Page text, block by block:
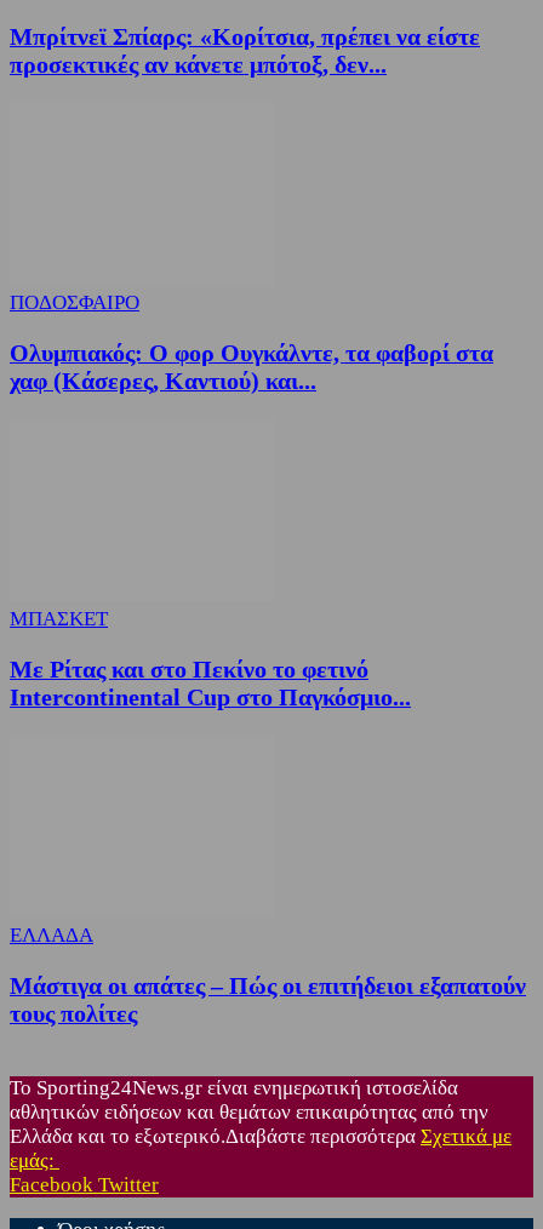
Μπρίτνεϊ Σπίαρς: «Κορίτσια, πρέπει να είστε
προσεκτικές αν κάνετε μπότοξ, δεν...
ΠΟΔΟΣΦΑΙΡΟ
Ολυμπιακός: Ο φορ Ουγκάλντε, τα φαβορί στα
χαφ (Κάσερες, Καντιού) και...
ΜΠΑΣΚΕΤ
Με Ρίτας και στο Πεκίνο το φετινό
Intercontinental Cup στο Παγκόσμιο...
ΕΛΛΑΔΑ
Μάστιγα οι απάτες – Πώς οι επιτήδειοι εξαπατούν
τους πολίτες
Το Sporting24News.gr είναι ενημερωτική ιστοσελίδα
αθλητικών ειδήσεων και θεμάτων επικαιρότητας από την
Ελλάδα και το εξωτερικό.Διαβάστε περισσότερα Σχετικά με
εμάς:
Facebook Twitter